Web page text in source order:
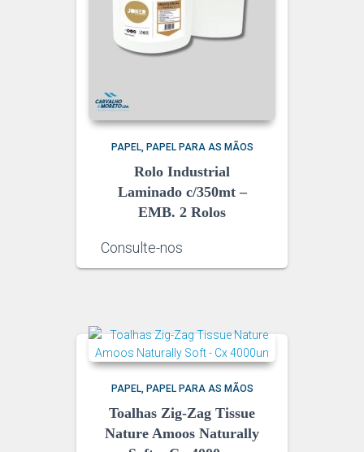
PAPEL PAPEL PARA AS MÃOS
Rolo Industrial
Laminado c/350mt –
EMB. 2 Rolos
Consulte-nos
PAPEL PAPEL PARA AS MÃOS
Toalhas Zig-Zag Tissue
Nature Amoos Naturally